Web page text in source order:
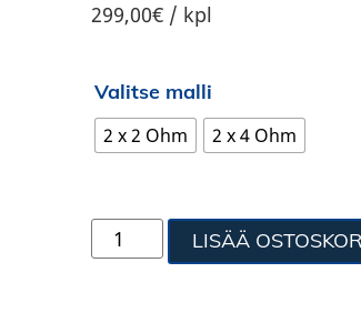
299,00€ / kpl
Valitse malli
2 x 2 Ohm 2 x 4 Ohm
LISÄÄ